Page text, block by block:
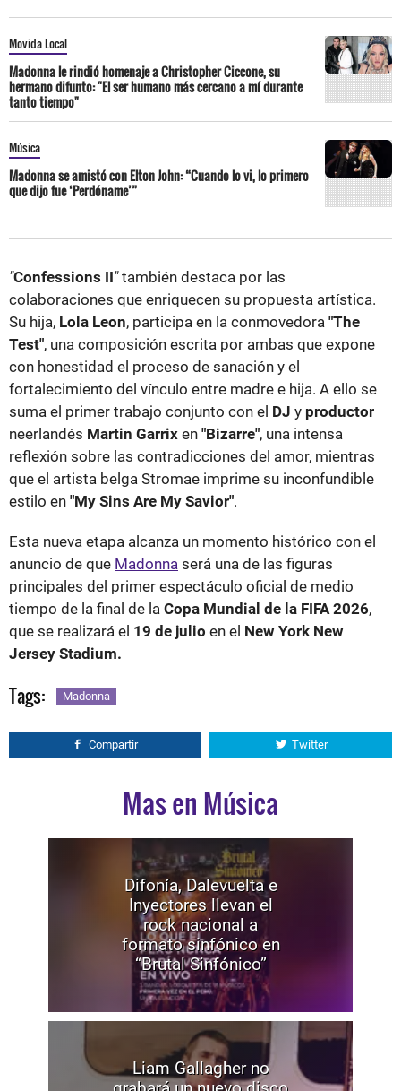
Movida Local
Madonna le rindió homenaje a Christopher Ciccone, su
hermano difunto: "El ser humano más cercano a mí durante
tanto tiempo"
Música
Madonna se amistó con Elton John: “Cuando lo vi, lo primero
que dijo fue ‘Perdóname’”
"Confessions II"también destaca por las
colaboraciones que enriquecen su propuesta artística.
Su hija, Lola Leon, participa en la conmovedora "The
Test", una composición escrita por ambas que expone
con honestidad el proceso de sanación y el
fortalecimiento del vínculo entre madre e hija. A ello se
suma el primer trabajo conjunto con el DJ y productor
neerlandés Martin Garrix en "Bizarre", una intensa
reflexión sobre las contradicciones del amor, mientras
que el artista belga Stromae imprime su inconfundible
estilo en "My Sins Are My Savior".
Esta nueva etapa alcanza un momento histórico con el
anuncio de que Madonna será una de las figuras
principales del primer espectáculo oficial de medio
tiempo de la final de la Copa Mundial de la FIFA 2026,
que se realizará el 19 de julio en el New York New
Jersey Stadium.
Tags: Madonna
Compartir Twitter
Mas en Música
Difonía, Dalevuelta e
Inyectores llevan el
rock nacional a
formato sinfónico en
“Brutal Sinfónico”
Liam Gallagher no